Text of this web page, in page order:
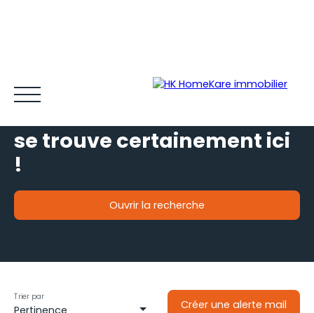
Gestion locative
se trouve certainement ici
!
Ouvrir la recherche
Gimont (32200)
Pertinence
Trier par
Créer une alerte mail